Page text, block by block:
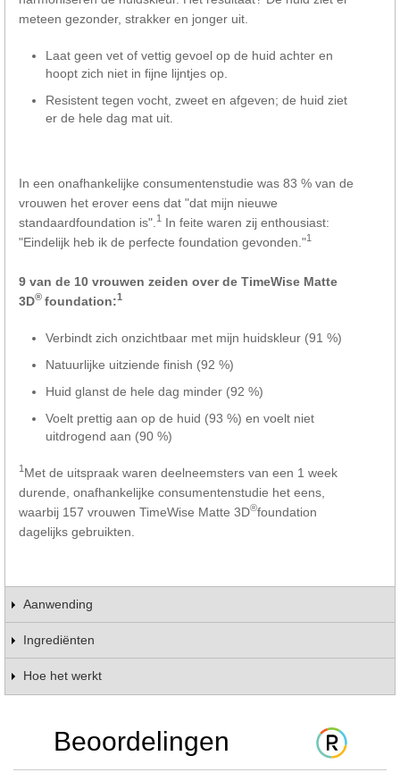
meteen gezonder, strakker en jonger uit.
Laat geen vet of vettig gevoel op de huid achter en
hoopt zich niet in fijne lijntjes op.
Resistent tegen vocht, zweet en afgeven; de huid ziet
er de hele dag mat uit.
In een onafhankelijke consumentenstudie was 83 % van de
vrouwen het erover eens dat "dat mijn nieuwe
standaardfoundation is". 1
In feite waren zij enthousiast:
"Eindelijk heb ik de perfecte foundation gevonden."1
9 van de 10 vrouwen zeiden over de TimeWise Matte
3D® foundation:1
Verbindt zich onzichtbaar met mijn huidskleur (91 %)
Natuurlijke uitziende finish (92 %)
Huid glanst de hele dag minder (92 %)
Voelt prettig aan op de huid (93 %) en voelt niet
uitdrogend aan (90 %)
1 Met de uitspraak waren deelneemsters van een 1 week
durende, onafhankelijke consumentenstudie het eens,
waarbij 157 vrouwen TimeWise Matte 3D®foundation
dagelijks gebruikten.
Aanwending
Ingrediënten
Hoe het werkt
Beoordelingen